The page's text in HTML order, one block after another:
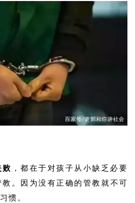
败 ，都在于对孩子从小缺乏必要
教。因为没有正确的管教就不可
惯。